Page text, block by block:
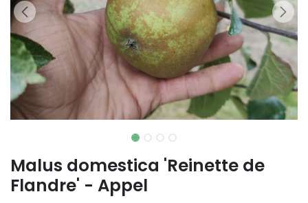
Malus domestica 'Reinette de
Flandre' - Appel